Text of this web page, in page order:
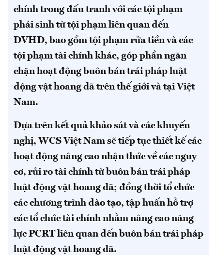
chính trong đấu tranh với các tội phạm
phái sinh từ tội phạm liên quan đến
ĐVHD, bao gồm tội phạm rửa tiền và các
tội phạm tài chính khác, góp phần ngăn
chặn hoạt động buôn bán trái pháp luật
động vật hoang dã trên thế giới và tại Việt
Nam.
Dựa trên kết quả khảo sát và các khuyến
nghị, WCS Việt Nam sẽ tiếp tục thiết kế các
hoạt động nâng cao nhận thức về các nguy
cơ, rủi ro tài chính từ buôn bán trái pháp
luật động vật hoang dã; đồng thời tổ chức
các chương trình đào tạo, tập huấn hỗ trợ
các tổ chức tài chính nhằm nâng cao năng
lực PCRT liên quan đến buôn bán trái pháp
luật động vật hoang dã.